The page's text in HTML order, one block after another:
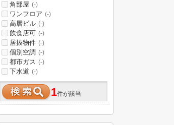
角部屋 (-)
ワンフロア (-)
高層ビル (-)
飲食店可 (-)
居抜物件 (-)
個別空調 (-)
都市ガス (-)
下水道 (-)
1件が該当